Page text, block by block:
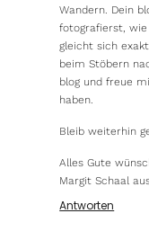
Wandern. Dein
fotografierst,
gleicht sich
beim Stöbern
blog und freue
haben.
Bleib weiterhin
Alles Gute
Margit Schaal
Antworten